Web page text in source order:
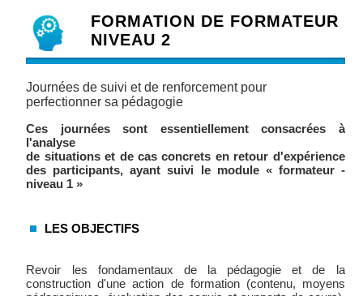
FORMATION DE FORMATEUR
NIVEAU 2
Journées de suivi et de renforcement pour
perfectionner sa pédagogie
Ces journées sont essentiellement consacrées à
l'analyse
de situations et de cas concrets en retour d'expérience
des participants, ayant suivi le module « formateur -
niveau 1 »
LES OBJECTIFS
Revoir les fondamentaux de la pédagogie et de la
construction d'une action de formation (contenu, moyens